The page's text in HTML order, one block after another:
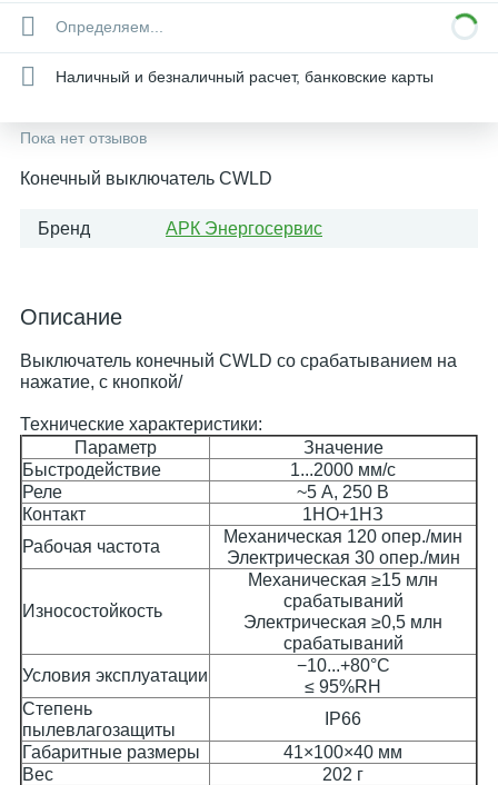
Определяем...
Наличный и безналичный расчет, банковские карты
Пока нет отзывов
Конечный выключатель CWLD
Бренд АРК Энергосервис
Описание
Выключатель конечный CWLD со срабатыванием на
нажатие, с кнопкой/
Технические характеристики:
Параметр
Значение
Быстродействие
1...2000 мм/с
Реле
~5 А, 250 В
Контакт
1НО+1НЗ
Рабочая частота
Механическая 120 опер./мин
Электрическая 30 опер./мин
Износостойкость
Механическая ≥15 млн
срабатываний
Электрическая ≥0,5 млн
срабатываний
Условия эксплуатации
−10...+80°C
≤ 95%RH
Степень
пылевлагозащиты
IP66
Габаритные размеры
41×100×40 мм
Вес
202 г